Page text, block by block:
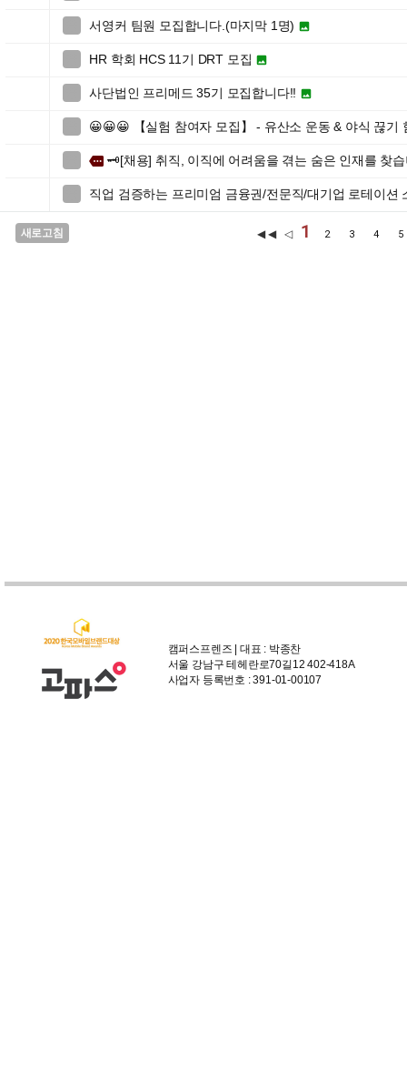
서영커 팀원 모집합니다.(마지막 1명) 
HR 학회 HCS 11기 DRT 모집 
사단법인 프리메드 35기 모집합니다!! 
😀😀😀 【실험 참여자 모집】 - 유산소 운동 & 야식 끊
more 🗝️[채용] 취직, 이직에 어려움을 겪는 숨은 인재를 찾
직업 검증하는 프리미엄 금융권/전문직/대기업 로테이션
새로고침 ◀◀ ◁ 1 2 3 4
캠퍼스프렌즈 | 대표 : 박종찬
서울 강남구 테헤란로70길12 402-418A
사업자 등록번호 : 391-01-00107